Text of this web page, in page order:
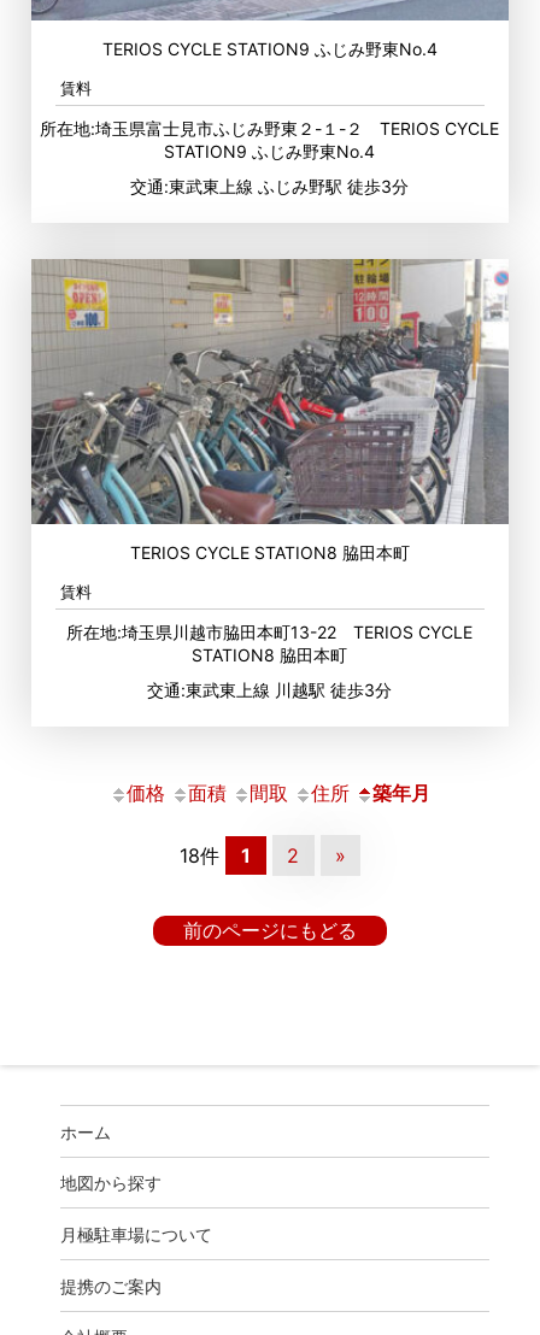
TERIOS CYCLE STATION9 ふじみ野東No.4
賃料
所在地:埼玉県富士見市ふじみ野東２-１-２ TERIOS CYCLE
STATION9 ふじみ野東No.4
交通:東武東上線 ふじみ野駅 徒歩3分
TERIOS CYCLE STATION8 脇田本町
賃料
所在地:埼玉県川越市脇田本町13-22 TERIOS CYCLE
STATION8 脇田本町
交通:東武東上線 川越駅 徒歩3分
価格 面積 間取 住所 築年月
18件 1 2 »
前のページにもどる
ホーム
地図から探す
月極駐車場について
提携のご案内